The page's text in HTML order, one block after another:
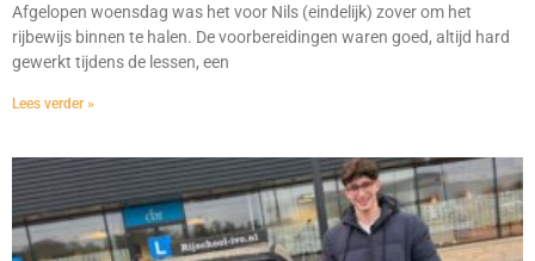
Afgelopen woensdag was het voor Nils (eindelijk) zover om het
rijbewijs binnen te halen. De voorbereidingen waren goed, altijd hard
gewerkt tijdens de lessen, een
Lees verder »